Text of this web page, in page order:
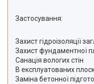
Застосування:
Захист гідроізоляції
Захист фундаментної
Санація вологих стін
В експлуатованих
Заміна бетонної